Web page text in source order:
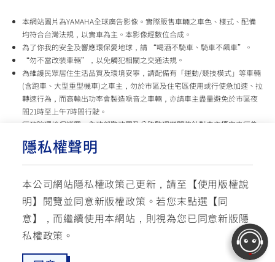
隱私權聲明
本公司網站隱私權政策己更新，請至【使用版權說
明】閱覽並同意新版權政策。 若您末點選【同
意】，而繼續使用本網站，則視為您已同意新版隱
私權政策。
本網站圖片為YAMAHA全球廣告影像。實際販售車輛之車色、樣式、配備
均符合台灣法規，以實車為主。本影像經數位合成。
為了你我的安全及響應環保愛地球，請 “喝酒不騎車、騎車不飆車”。
“勿不當改裝車輛”，以免觸犯相關之交通法規。
為維護民眾居住生活品質及環境安寧，請配備有「運動/競技模式」等車輛
(含跑車、大型重型機車)之車主，勿於市區及住宅區使用或行使急加速、拉
轉速行為，而高輸出功率會製造噪音之車輛，亦請車主盡量避免於市區夜
間21時至上午7時間行駛。
行政院環境保護署、內政部警政署及公路監理機關將針對車主擾寧之行為
台灣山葉機車 關心您
使用版權說明 隱私權政策 交通安全入口網
☏ 免付費客服專線: 0800-631-680 ✉ 聯繫客服
每週一 ~ 五 08:00~12:10 / 13:00~16:40(國定假日與公司假日除外)
© YAMAHA MOTOR TAIWAN CO., LTD. All Rights Reserved.